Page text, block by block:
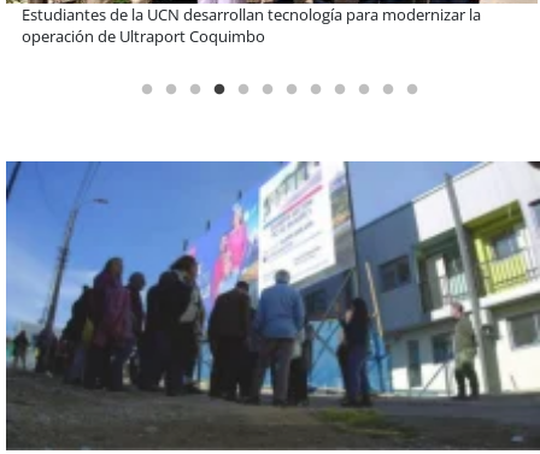
Educación y colaboración público-privada se toman La Araucanía:
encuentro reunió a líderes para abordar las brechas y oportunidades